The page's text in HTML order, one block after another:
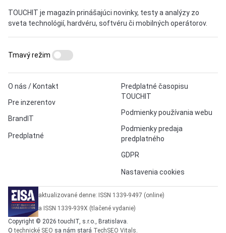
TOUCHIT je magazín prinášajúci novinky, testy a analýzy zo
sveta technológií, hardvéru, softvéru či mobilných operátorov.
O nás / Kontakt
Pre inzerentov
BrandIT
Predplatné
Predplatné časopisu
TOUCHIT
Podmienky používania webu
Podmienky predaja
predplatného
GDPR
Nastavenia cookies
Tmavý režim
aktualizované denne: ISSN 1339-9497 (online)
a ISSN 1339-939X (tlačené vydanie)
Copyright © 2026 touchIT, s.r.o., Bratislava.
Otechnické SEO sa nám stará TechSEO Vitals.